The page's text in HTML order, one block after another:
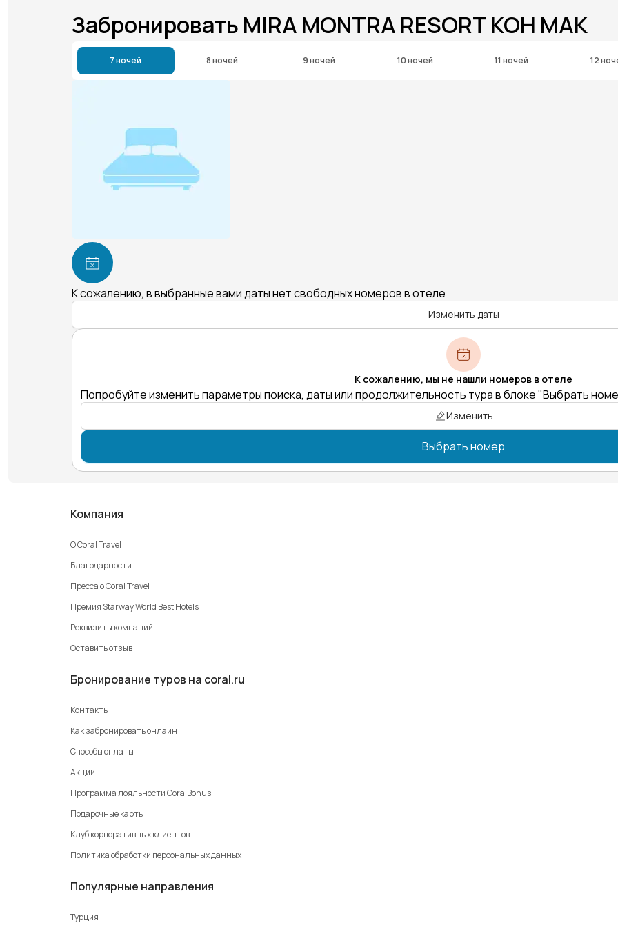
Забронировать MIRA MONTRA RESORT KOH MAK
7 ночей 8 ночей 9 ночей 10 ночей 11 ночей 12
К сожалению, в выбранные вами даты нет свободных номеров в отеле
Изменить даты
К сожалению, мы не нашли номеров в отеле
Попробуйте изменить параметры поиска, даты или продолжительность тура в блоке "Выбрать
Изменить
Выбрать номер
Компания
О Coral Travel
Благодарности
Пресса о Coral Travel
Премия Starway World Best Hotels
Реквизиты компаний
Оставить отзыв
Бронирование туров на coral.ru
Контакты
Как забронировать онлайн
Способы оплаты
Акции
Программа лояльности CoralBonus
Подарочные карты
Клуб корпоративных клиентов
Политика обработки персональных данных
Популярные направления
Турция